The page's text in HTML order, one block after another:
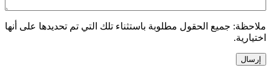
جميع الحقول مطلوبة باستثناء تلك التي تم تحديدها على أنها